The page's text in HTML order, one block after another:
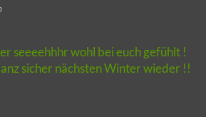
seeeehhhr wohl bei euch gefühlt !
sicher nächsten Winter wieder !!